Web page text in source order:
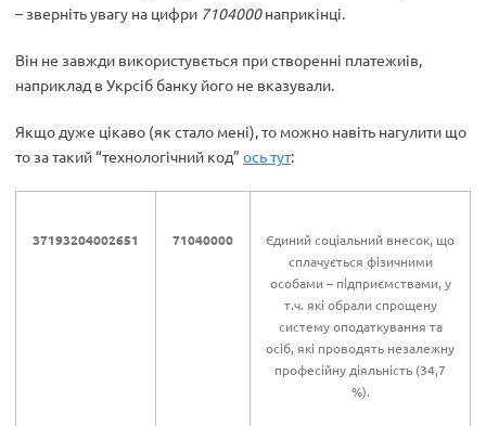
– зверніть увагу на цифри 7104000наприкінці.
Він не завжди використувється при створенні платежиів,
наприклад в Укрсіб банку його не вказували.
Якщо дуже цікаво (як стало мені), то можно навіть нагулити що
то за такий “технологічний код” ось тут:
37193204002651 71040000
Єдиний соціальний внесок, що
сплачується фізичними
особами – підприємствами, у
т.ч. які обрали спрощену
систему оподаткування та
осіб, які проводять незалежну
професійну діяльність (34,7
%).